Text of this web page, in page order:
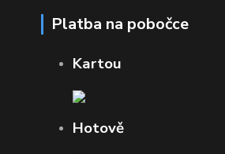
Platba na pobočce
Kartou
Hotově